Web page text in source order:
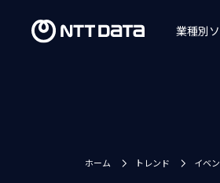
業種別
ホーム トレンド イベ